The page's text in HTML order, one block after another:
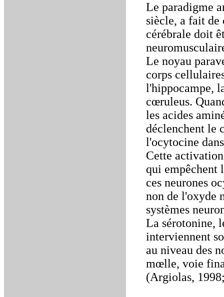
Le paradigme
siècle, a fait de
cérébrale doit
Le noyau
corps
l'hippocampe,
cœruleus.
les acides
déclenchent le
l'ocytocine
Cette
qui
ces neurones
non de l'oxyde
systèmes
La sérotonine,
interviennent
au niveau des
mœlle, voie
(Argiolas,